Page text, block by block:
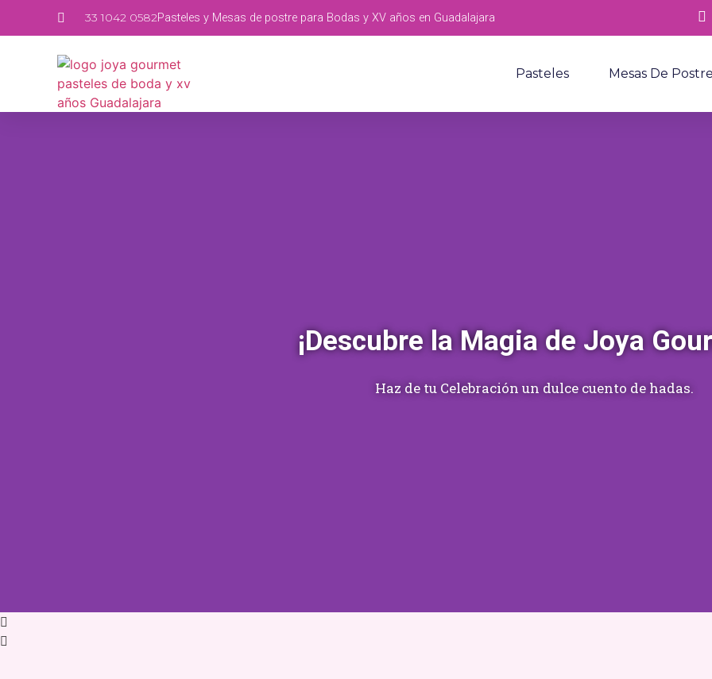
33 1042 0582Pasteles y Mesas de postre para Bodas y XV años en Guadalajara
Pasteles Mesas De
¡Descubre la Magia de Joya
Haz de tu Celebración un dulce cuento de hadas.